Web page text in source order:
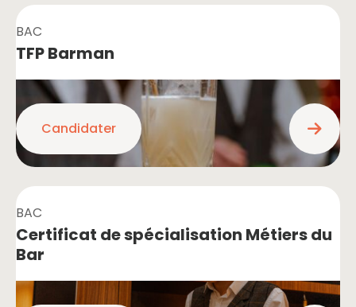
BAC
TFP Barman
Candidater
BAC
Certificat de spécialisation Métiers du
Bar